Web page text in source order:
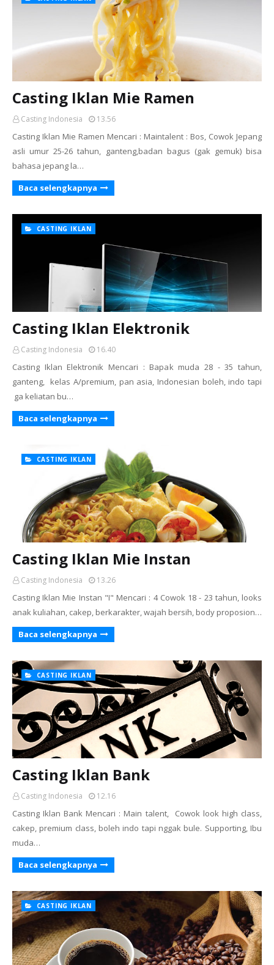
Casting Iklan Mie Ramen
Casting Indonesia 13.56
Casting Iklan Mie Ramen Mencari : Maintalent : Bos, Cowok Jepang
asli umur 25-26 tahun, ganteng,badan bagus (gak gemuk) bisa
bahasa jepang la…
Baca selengkapnya
CASTING IKLAN
Casting Iklan Elektronik
Casting Indonesia 16.40
Casting Iklan Elektronik Mencari : Bapak muda 28 - 35 tahun,
ganteng, kelas A/premium, pan asia, Indonesian boleh, indo tapi
ga keliatan bu…
Baca selengkapnya
CASTING IKLAN
Casting Iklan Mie Instan
Casting Indonesia 13.26
Casting Iklan Mie Instan "I" Mencari : 4 Cowok 18 - 23 tahun, looks
anak kuliahan, cakep, berkarakter, wajah bersih, body proposion…
Baca selengkapnya
CASTING IKLAN
Casting Iklan Bank
Casting Indonesia 12.16
Casting Iklan Bank Mencari : Main talent, Cowok look high class,
cakep, premium class, boleh indo tapi nggak bule. Supporting, Ibu
muda…
Baca selengkapnya
CASTING IKLAN